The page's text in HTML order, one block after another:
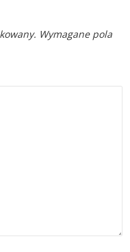
Wymagane pola